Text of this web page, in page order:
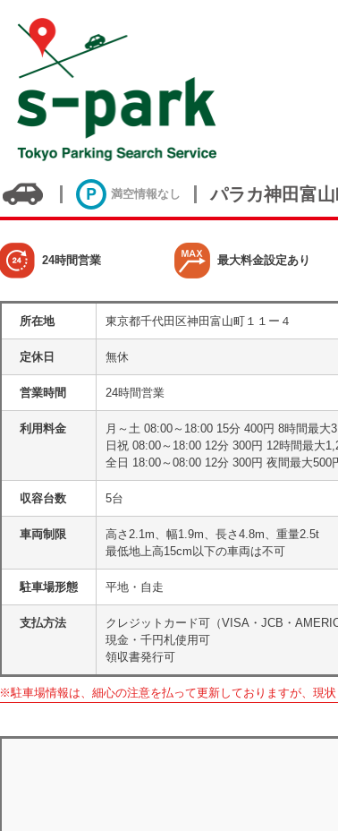
満空情報なし パラカ神田富
24時間営業 最大料金設定あり
所在地 東京都千代田区神田富山町１１ー４
定休日 無休
営業時間 24時間営業
利用料金
月～土 08:00～18:00 15分 400円 8時間最大
日祝 08:00～18:00 12分 300円 12時間最大
全日 18:00～08:00 12分 300円 夜間最大500
収容台数 5台
車両制限
高さ2.1m、幅1.9m、長さ4.8m、重量2.5t
最低地上高15cm以下の車両は不可
駐車場形態 平地・自走
支払方法
クレジットカード可（VISA・JCB・
現金・千円札使用可
領収書発行可
※駐車場情報は、細心の注意を払って更新しておりますが、現